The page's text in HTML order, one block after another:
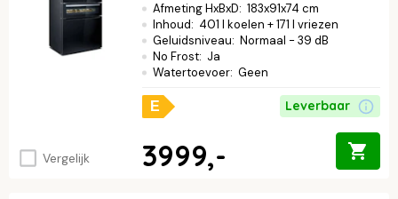
Vergelijk
Afmeting HxBxD: 183x91x74 cm
Inhoud: 401 l koelen + 171 l vriezen
Geluidsniveau: Normaal - 39 dB
No Frost: Ja
Watertoevoer: Geen
E Leverbaar
3999,-